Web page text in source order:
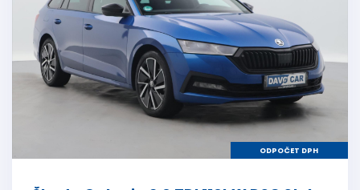
ODPOČET DPH